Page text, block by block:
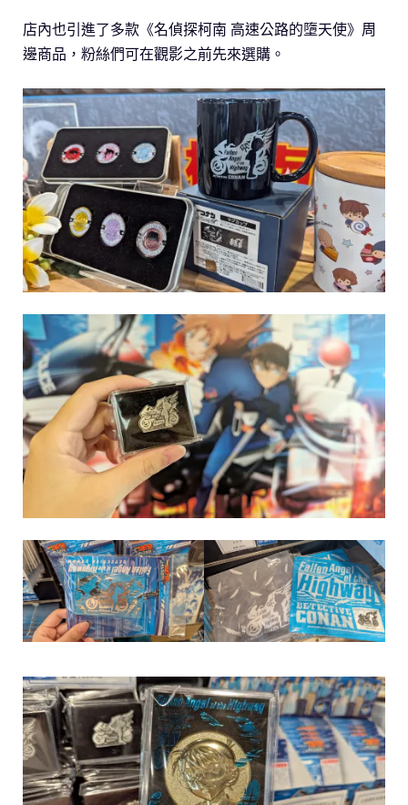
店內也引進了多款《名偵探柯南 高速公路的墮天使》周
邊商品，粉絲們可在觀影之前先來選購。